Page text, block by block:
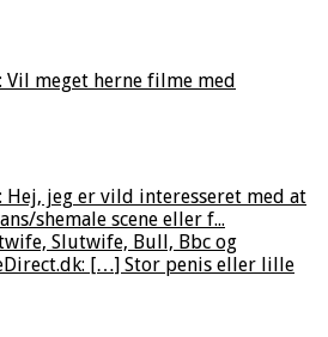
Vil meget herne filme med
Hej, jeg er vild interesseret med at
shemale scene eller f...
Slutwife, Bull, Bbc og
[…] Stor penis eller lille